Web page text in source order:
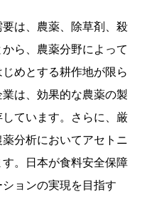
は、農薬、除草剤、殺
ら、農薬分野によって
めとする耕作地が限ら
は、効果的な農薬の製
ています。さらに、厳
分析においてアセトニ
。日本が食料安全保障
ョンの実現を目指す